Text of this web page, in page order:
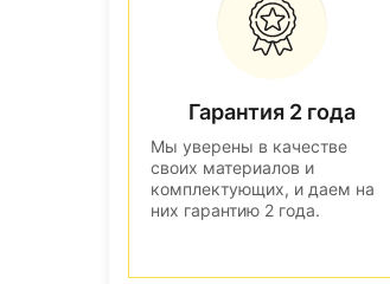
Гарантия 2 года
Мы уверены в качестве
своих материалов и
комплектующих, и даем на
них гарантию 2 года.